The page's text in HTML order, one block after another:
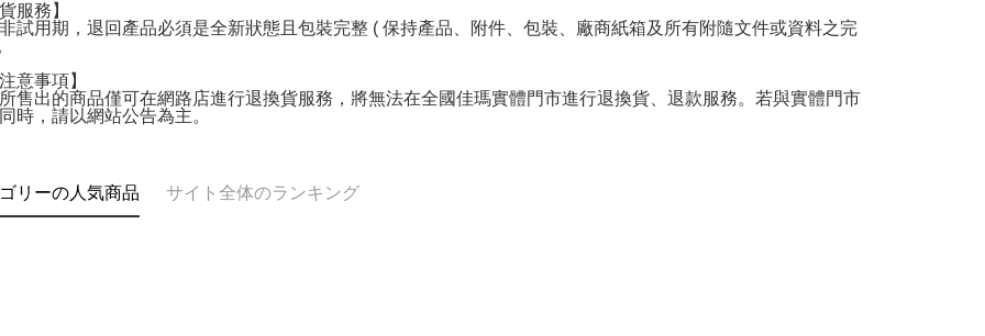
服務】
試用期，退回產品必須是全新狀態且包裝完整 ( 保持產品、附件、包裝、廠商紙箱及所有附隨文件或資料之完
意事項】
售出的商品僅可在網路店進行退換貨服務，將無法在全國佳瑪實體門市進行退換貨、退款服務。若與實體門市
時，請以網站公告為主。
リーの人気商品 サイト全体のランキング